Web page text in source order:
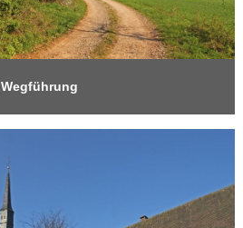
Wegführung